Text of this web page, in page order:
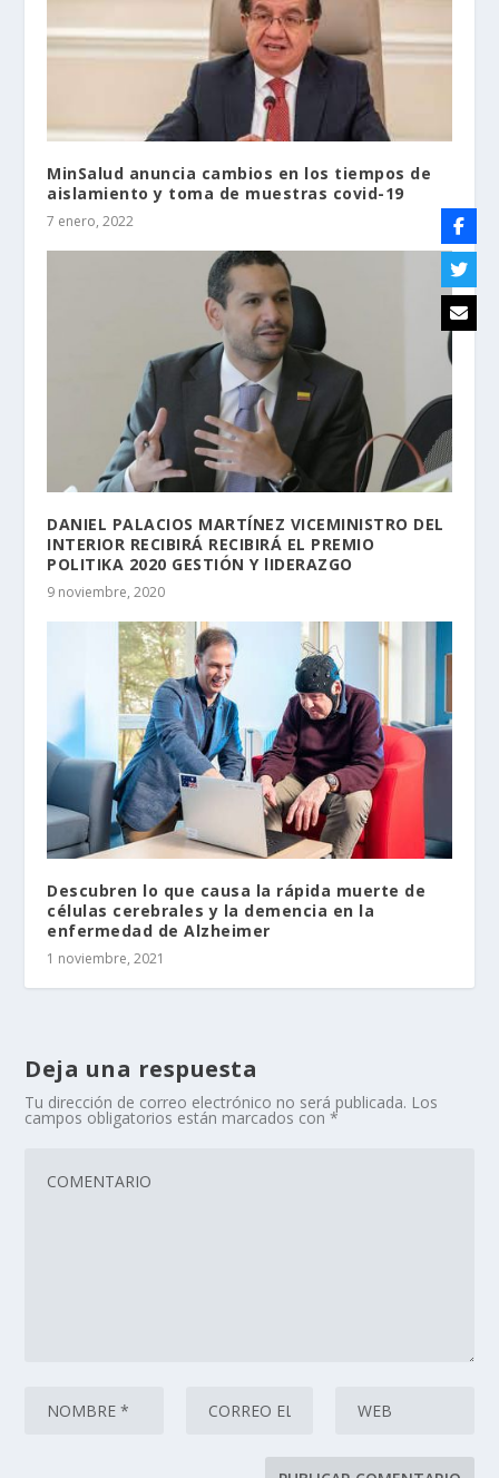
MinSalud anuncia cambios en los tiempos de
aislamiento y toma de muestras covid-19
7 enero, 2022
DANIEL PALACIOS MARTÍNEZ VICEMINISTRO DEL
INTERIOR RECIBIRÁ RECIBIRÁ EL PREMIO
POLITIKA 2020 GESTIÓN Y lIDERAZGO
9 noviembre, 2020
Descubren lo que causa la rápida muerte de
células cerebrales y la demencia en la
enfermedad de Alzheimer
1 noviembre, 2021
Deja una respuesta
Tu dirección de correo electrónico no será publicada. Los
campos obligatorios están marcados con*